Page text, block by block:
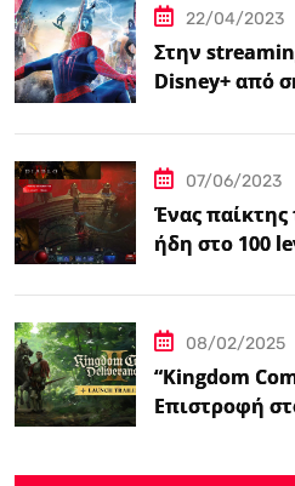
22/04/2023
Στην
Disney+ από
07/06/2023
Ένας
ήδη στο 100
08/02/2025
“Kingdom
Επιστροφή